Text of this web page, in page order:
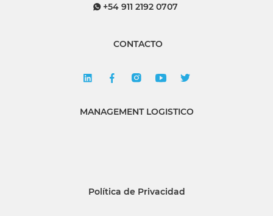
+54 911 2192 0707
CONTACTO
MANAGEMENT LOGISTICO
Política de Privacidad